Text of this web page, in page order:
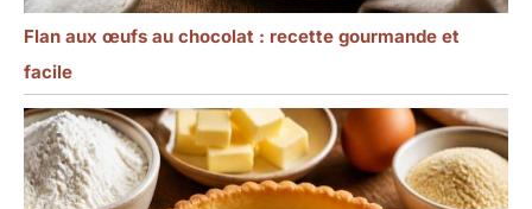
Flan aux œufs au chocolat : recette gourmande et
facile